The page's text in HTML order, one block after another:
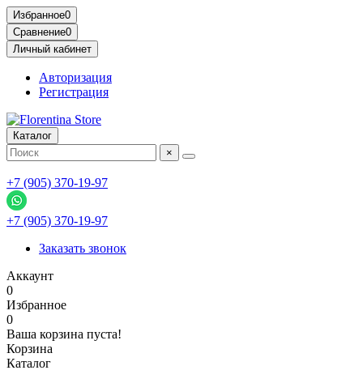
Избранное0
Сравнение0
Личный кабинет
Авторизация
Регистрация
Каталог
×
+7 (905) 370-19-97
+7 (905) 370-19-97
Заказать звонок
Аккаунт
0
Избранное
0
Ваша корзина пуста!
Корзина
Каталог